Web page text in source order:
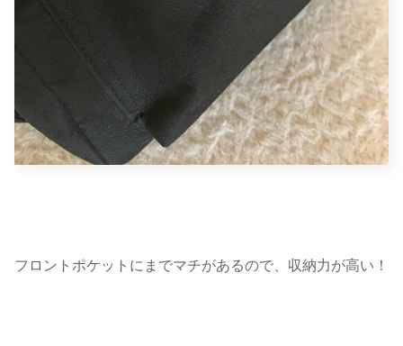
フロントポケットにまでマチがあるので、収納力が高い！